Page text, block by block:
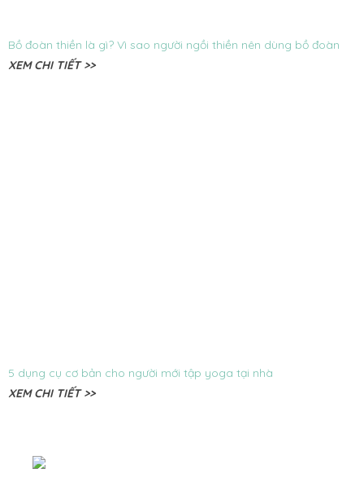
Bồ đoàn thiền là gì? Vì sao người ngồi thiền nên dùng bồ đoàn
XEM CHI TIẾT >>
5 dụng cụ cơ bản cho người mới tập yoga tại nhà
XEM CHI TIẾT >>